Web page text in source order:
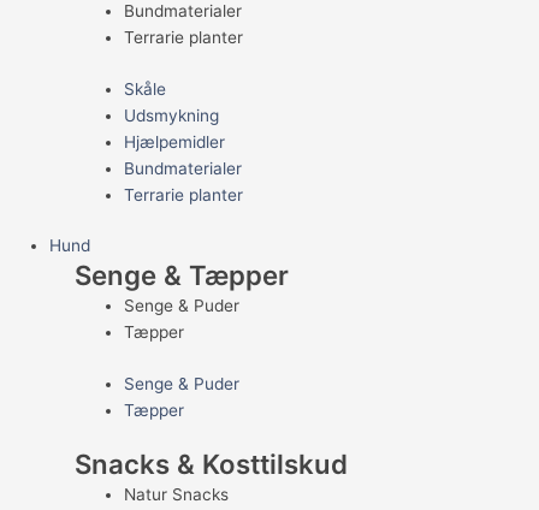
Bundmaterialer
Terrarie planter
Skåle
Udsmykning
Hjælpemidler
Bundmaterialer
Terrarie planter
Hund
Senge & Tæpper
Senge & Puder
Tæpper
Senge & Puder
Tæpper
Snacks & Kosttilskud
Natur Snacks